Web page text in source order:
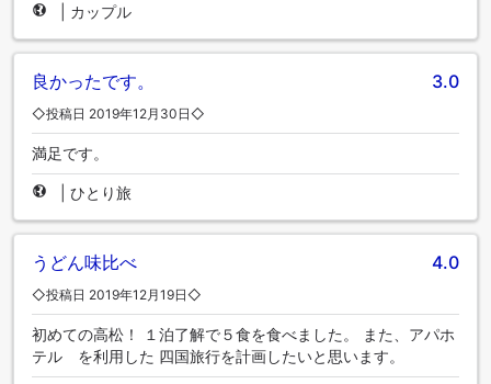
カップル
良かったです。 3.0
◇投稿日 2019年12月30日◇
満足です。
ひとり旅
うどん味比べ 4.0
◇投稿日 2019年12月19日◇
初めての高松！ １泊了解で５食を食べました。 また、アパホ
テル を利用した 四国旅行を計画したいと思います。